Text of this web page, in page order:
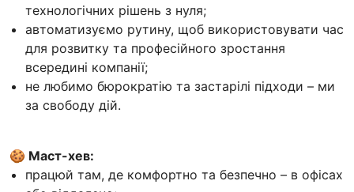
технологічних рішень з нуля;
автоматизуємо рутину, щоб використовувати час
для розвитку та професійного зростання
всередині компанії;
не любимо бюрократію та застарілі підходи – ми
за свободу дій.
🍪 Маст-хев:
працюй там, де комфортно та безпечно – в офісах